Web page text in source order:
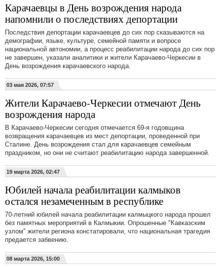
Карачаевцы в День возрождения народа
напомнили о последствиях депортации
Последствия депортации карачаевцев до сих пор сказываются на
демографии, языке, культуре, семейной памяти и вопросе
национальной автономии, а процесс реабилитации народа до сих пор
не завершен, указали аналитики и жители Карачаево-Черкесии в
День возрождения карачаевского народа.
03 мая 2026, 07:57
Жители Карачаево-Черкесии отмечают День
возрождения народа
В Карачаево-Черкесии сегодня отмечается 69-я годовщина
возвращения карачаевцев из мест депортации, проведенной при
Сталине. День возрождения стал для карачаевцев семейным
праздником, но они не считают реабилитацию народа завершенной.
19 марта 2026, 02:47
Юбилей начала реабилитации калмыков
остался незамеченным в республике
70-летний юбилей начала реабилитации калмыцкого народа прошел
без памятных мероприятий в Калмыкии. Опрошенные "Кавказским
узлом" жители региона констатировали, что национальная трагедия
предается забвению.
08 марта 2026, 15:00